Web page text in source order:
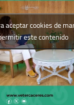
aceptar cookies de
este contenido